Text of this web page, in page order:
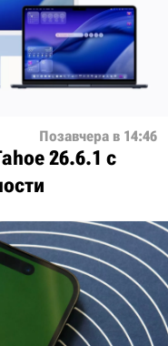
Позавчера в 14:46
26.6.1 с